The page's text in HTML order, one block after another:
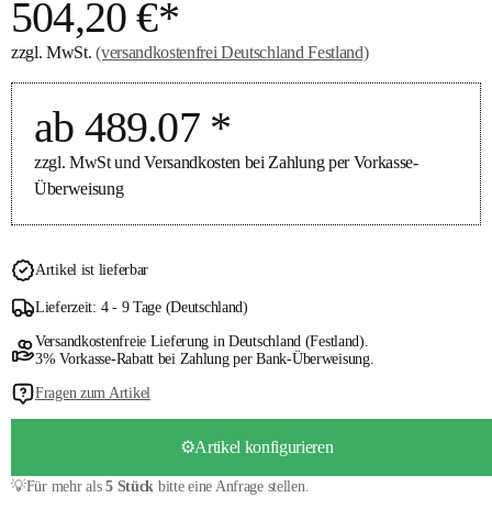
504,20 €*
zzgl. MwSt.(versandkostenfrei Deutschland Festland)
ab 489.07 *
zzgl. MwSt und Versandkosten bei Zahlung per Vorkasse-
Überweisung
Artikel ist lieferbar
Lieferzeit: 4 - 9 Tage (Deutschland)
Versandkostenfreie Lieferung in Deutschland (Festland).
3% Vorkasse-Rabatt bei Zahlung per Bank-Überweisung.
Fragen zum Artikel
⚙️Artikel konfigurieren
💡Für mehr als5 Stück bitte eine Anfrage stellen.